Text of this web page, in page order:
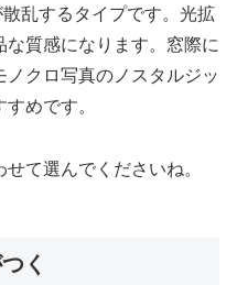
乱するタイプです。光拡
質感になります。窓際に
クロ写真のノスタルジッ
めです。
て選んでくださいね。
く